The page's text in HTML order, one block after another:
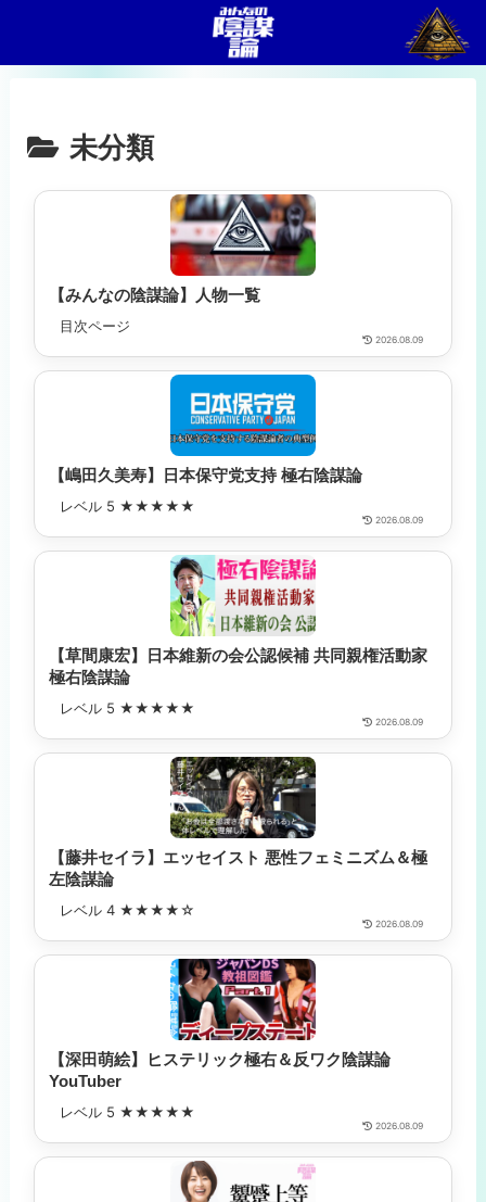
未分類
【みんなの陰謀論】人物一覧
目次ページ
2026.08.09
【嶋田久美寿】日本保守党支持 極右陰謀論
レベル 5 ★★★★★
2026.08.09
【草間康宏】日本維新の会公認候補 共同親権活動家
極右陰謀論
レベル 5 ★★★★★
2026.08.09
【藤井セイラ】エッセイスト 悪性フェミニズム＆極
左陰謀論
レベル 4 ★★★★☆
2026.08.09
【深田萌絵】ヒステリック極右＆反ワク陰謀論
YouTuber
レベル 5 ★★★★★
2026.08.09